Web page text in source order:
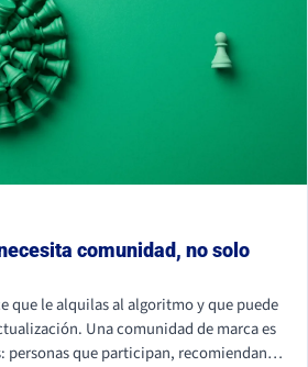
comunidad, no solo
que le alquilas al algoritmo y que puede
Una comunidad de marca es
personas que participan, recomiendan y